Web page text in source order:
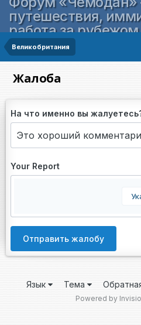
путешествия,
работа за рубежом
Великобритания
Жалоба
На что именно вы
Your Report
Отправить жалобу
Язык Тема
Powered by